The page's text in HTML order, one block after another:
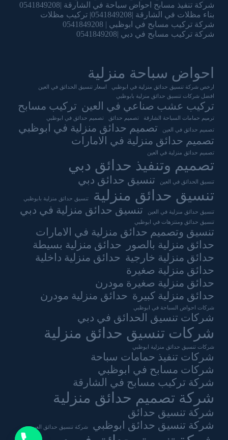
شركة تنفيذ مسابح احواض سباحة في الشارقة |0541849208
بناء مظلات في الشارقة |0541849208| تركيب مظلات
شركة تركيب مسابح في ابوظبي | 0541849208
شركة تركيب مسابح في دبي |0541849208
احواض سباحة منزلية
ارخص شركة تنسيق حدائق منزلية في ابوظبي
اسعار تنسيق الحدائق في العين
افضل شركات تنسيق حدائق منزلية بابوظبي
تركيب عشب صناعي في العين تركيب مسابح
ترميم حمامات السباحة الشارقة تصميم حدائق تصميم حدائق في ابوظبي
تصميم حدائق في العين
تصميم حدائق منزلية في ابوظبي
تصميم حدائق منزلية في الامارات
تصميم حدائق منزلية في العين
تصميم وتنفيذ حدائق دبي
تنسيق الحدائق في العين تنسيق حدائق دبي
تنسيق حدائق منزلية تنسيق حدائق منزلية بابوظبي
تنسيق حدائق منزلية في العين تنسيق حدائق منزلية في دبي
تنسيق حدائق ومنتزهات في ابوظبي
تنسيق وتصميم حدائق منزلية في الامارات
حدائق منزلية بالصور
حدائق منزلية بسيطة
حدائق منزلية خارجية حدائق منزلية داخلية
حدائق منزلية صغيرة
حدائق منزلية صغيرة مودرن
حدائق منزلية كبيرة حدائق منزلية مودرن
شركات احواض السباحة في ابوظبي
شركات تنسيق الحدائق في دبي
شركات تنسيق حدائق منزلية
شركات تنسيق حدائق منزلية ابوظبي
شركات تنفيذ حمامات سباحة
شركات مسابح في ابوظبي
شركة تركيب مسابح في الشارقة
شركة تصميم حدائق منزلية
شركة تنسيق حدائق
شركة تنسيق حدائق ابوظبي
شركة تنسيق حدائق العين